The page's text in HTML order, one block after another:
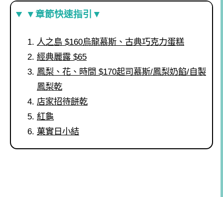
▼章節快速指引▼
人之島 $160烏龍慕斯、古典巧克力蛋糕
經典麗露 $65
鳳梨、花、時間 $170起司慕斯/鳳梨奶餡/自製
鳳梨乾
店家招待餅乾
紅龜
菓實日小結